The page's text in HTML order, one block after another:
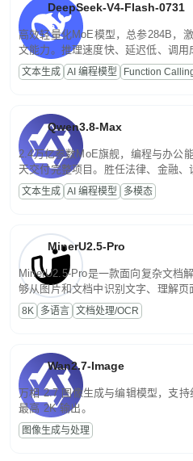
DeepSeek-V4-Flash-0731
高效轻量化MoE模型，总参284B，
文能力。推理速度快、延迟低、调
高并发、轻量化任务，适合日常对话
文案处理等普惠刚需场景。
文本生成 AI 编程模型 Function
Qwen3.8-Max
2.4万亿参数MoE旗舰，编程与办公
天交付完整项目。胜任法律、金融
话端到端交付生产级成果。原生视觉
程，支持超长文档与长视频的深度语
文本生成 AI 编程模型 多模态
MinerU2.5-Pro
MinerU2.5-Pro是一款面向复杂文档
够从图片和文档中识别文字、理解
为便于存储、检索和二次处理的结构
8K 多语言 文档处理/OCR
Wan2.7-Image
万相 2.7 图像生成与编辑模型，支
最高 2K 输出。
图像生成与处理